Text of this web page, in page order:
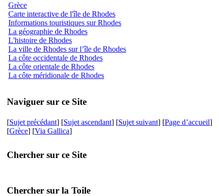
Grèce
Carte interactive de l'île de Rhodes
Informations touristiques sur Rhodes
La géographie de Rhodes
L'histoire de Rhodes
La ville de Rhodes sur l’île de Rhodes
La côte occidentale de Rhodes
La côte orientale de Rhodes
La côte méridionale de Rhodes
Naviguer sur ce Site
[Sujet précédant] [Sujet ascendant] [Sujet suivant] [Page d’accueil]
[Grèce] [Via Gallica]
Chercher sur ce Site
Chercher sur la Toile